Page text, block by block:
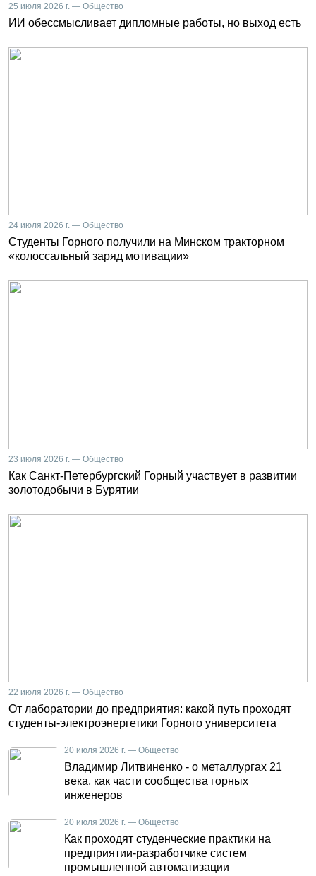
25 июля 2026 г. — Общество
ИИ обессмысливает дипломные работы, но выход есть
24 июля 2026 г. — Общество
Студенты Горного получили на Минском тракторном
«колоссальный заряд мотивации»
23 июля 2026 г. — Общество
Как Санкт-Петербургский Горный участвует в развитии
золотодобычи в Бурятии
22 июля 2026 г. — Общество
От лаборатории до предприятия: какой путь проходят
студенты-электроэнергетики Горного университета
20 июля 2026 г. — Общество
Владимир Литвиненко - о металлургах 21
века, как части сообщества горных
инженеров
20 июля 2026 г. — Общество
Как проходят студенческие практики на
предприятии-разработчике систем
промышленной автоматизации